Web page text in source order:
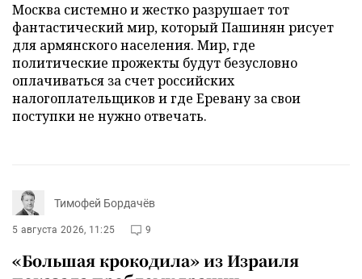
Москва системно и жестко разрушает тот
фантастический мир, который Пашинян рисует
для армянского населения. Мир, где
политические прожекты будут безусловно
оплачиваться за счет российских
налогоплательщиков и где Еревану за свои
поступки не нужно отвечать.
Тимофей Бордачёв
5 августа 2026, 11:25 9
«Большая крокодила» из Израиля